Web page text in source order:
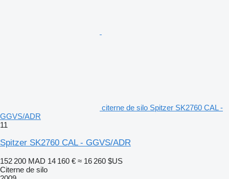
citerne de silo Spitzer SK2760 CAL -
GGVS/ADR
11
Spitzer SK2760 CAL - GGVS/ADR
152 200 MAD 14 160 € ≈ 16 260 $US
Citerne de silo